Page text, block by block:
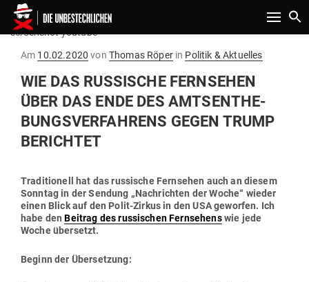
Toggle
screenshot youtube
Am Gepostet
10.02.2020 von Thomas Röperin Politik & Aktuelles
WIE DAS RUS­SISCHE FERN­SEHEN
ÜBER DAS ENDE DES AMTS­ENT­HE­
BUNGS­VER­FAHRENS GEGEN TRUMP
BERICHTET
Tra­di­tionell hat das rus­sische Fern­sehen auch an diesem
Sonntag in der Sendung „Nach­richten der Woche“ wieder
einen Blick auf den Polit-Zirkus in den USA geworfen. Ich
habe denBeitrag des rus­si­schen Fern­sehenswie jede
Woche übersetzt.
Beginn der Übersetzung: